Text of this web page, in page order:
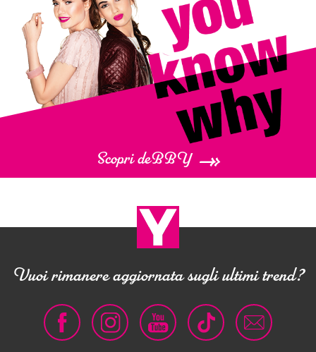
Scopri deBBY
Vuoi rimanere aggiornata sugli ultimi trend?